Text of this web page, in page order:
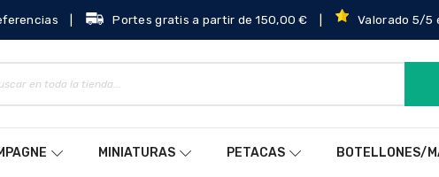
Portes gratis a partir de 150,00 € Valorado 5/5
MINIATURAS PETACAS BOTELLONES/